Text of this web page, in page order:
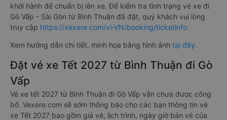
khởi hành để chuẩn bị lên xe. Để kiểm tra tình trạng vé xe đi
Gò Vấp - Sài Gòn từ Bình Thuận đã đặt, quý khách vui lòng
truy cập https://vexere.com/vi-VN/booking/ticketinfo
Xem hướng dẫn chi tiết, minh họa bằng hình ảnh tại đây.
Đặt vé xe Tết 2027 từ Bình Thuận đi Gò
Vấp
Vé xe tết 2027 từ Bình Thuận đi Gò Vấp vẫn chưa được công
bố. Vexere.com sẽ sớm thông báo cho các bạn thông tin vé
xe Tết 2027 bao gồm giá vé, lịch trình, ngày giờ bán vé của